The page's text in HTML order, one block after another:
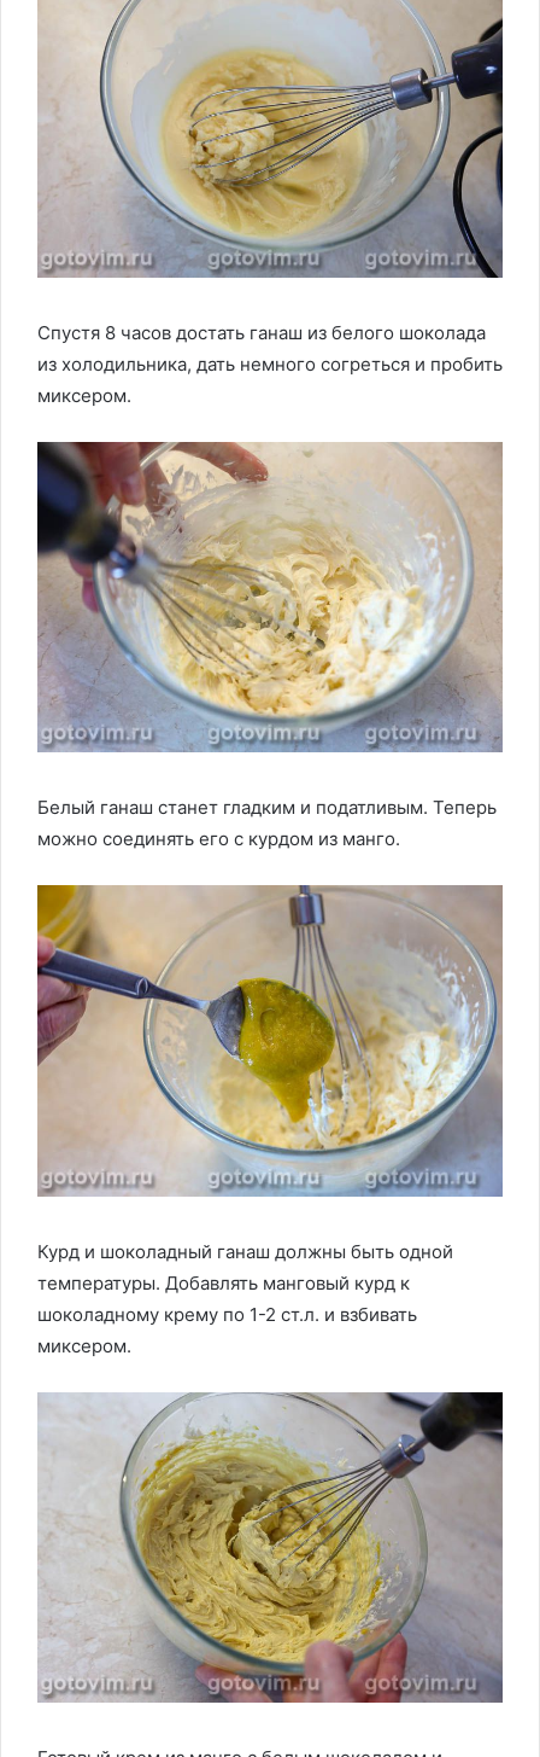
Спустя 8 часов достать ганаш из белого шоколада
из холодильника, дать немного согреться и пробить
миксером.
Белый ганаш станет гладким и податливым. Теперь
можно соединять его с курдом из манго.
Курд и шоколадный ганаш должны быть одной
температуры. Добавлять манговый курд к
шоколадному крему по 1-2 ст.л. и взбивать
миксером.